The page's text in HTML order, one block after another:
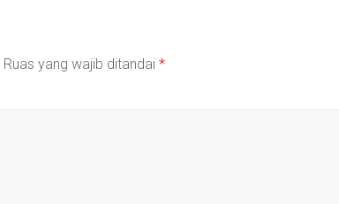
Ruas yang wajib ditandai *